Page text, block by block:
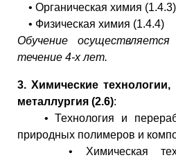
• Органическая химия (1.4.3)
• Физическая химия (1.4.4)
Обучение
течение 4-х лет.
3. Химические
металлургия (2.6):
• Технология и
природных полимеров и
• Химическая